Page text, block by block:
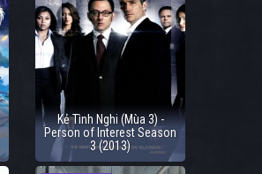
Kẻ Tình Nghi (Mùa 3) -
Person of Interest Season
3 (2013)